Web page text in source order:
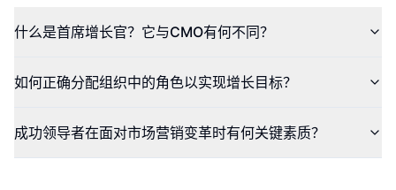
什么是首席增长官？它与CMO有何不同？
如何正确分配组织中的角色以实现增长目标？
成功领导者在面对市场营销变革时有何关键素质？